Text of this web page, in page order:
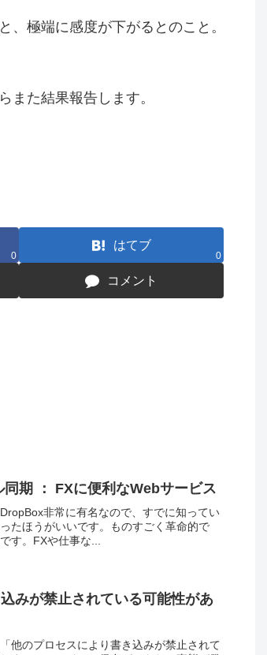
極端に感度が下がるとのこと。
また結果報告します。
0
はてブ
0
コメント
期 ： FXに便利なWebサービス
非常に有名なので、すでに知ってい
たほうがいいです。ものすごく革命的で
す。FXや仕事な...
みが禁止されている可能性があ
他のプロセスにより書き込みが禁止されて